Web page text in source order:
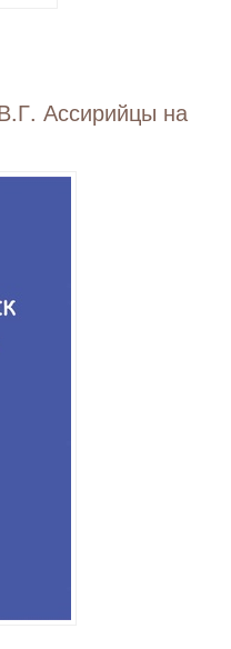
Ассирийцы на